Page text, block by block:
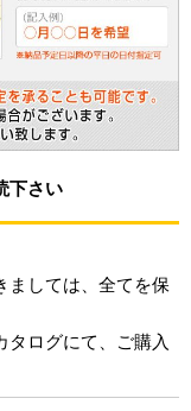
下さい
ましては、全てを保
タログにて、ご購入